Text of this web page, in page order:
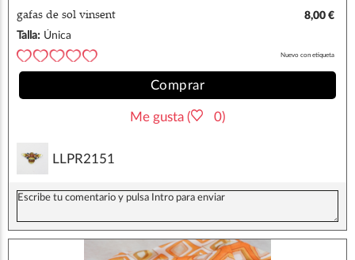
gafas de sol vinsent
8,00 €
Talla: Única
Nuevo con etiqueta
Comprar
Me gusta ( 0)
LLPR2151